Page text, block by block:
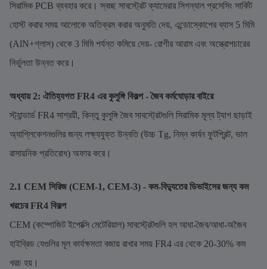
সিরামিক PCB ব্যবহার করে। স্বচ্ছ সাবস্ট্রেট ক্যামেরার সিগন্যাল প্রসেসিং সার্কিট
হোস্ট করার সময় আলোকে অতিক্রম করার অনুমতি দেয়, এন্ডোস্কোপের ব্যাস 5 মিমি
(AlN+গ্লাস) থেকে 3 মিমি পর্যন্ত কমিয়ে দেয়- রোগীর আরাম এবং অস্ত্রোপচারের
নির্ভুলতা উন্নত করে।
অধ্যায় 2: ঐতিহ্যগত FR4 এর কুলুঙ্গি বিকল্প - জৈব কর্মঘোড়ার বাইরে
স্ট্যান্ডার্ড FR4 সাশ্রয়ী, কিন্তু কুলুঙ্গি জৈব সাবস্ট্রেটগুলি সিরামিক মূল্য ট্যাগ ছাড়াই
অ্যাপ্লিকেশনগুলির জন্য লক্ষ্যযুক্ত উন্নতি (উচ্চ Tg, নিম্ন কার্বন ফুটপ্রিন্ট, ভাল
রাসায়নিক প্রতিরোধ) অফার করে।
2.1 CEM সিরিজ (CEM-1, CEM-3) - কম-বিদ্যুতের ডিভাইসের জন্য কম
খরচের FR4 বিকল্প
CEM (কম্পোজিট ইপোক্সি মেটেরিয়াল) সাবস্ট্রেটগুলি হল আধা-জৈব/আধা-অজৈব
হাইব্রিড যেগুলির মূল কার্যক্ষমতা বজায় রাখার সময় FR4 এর থেকে 20-30% কম
খরচ হয়।